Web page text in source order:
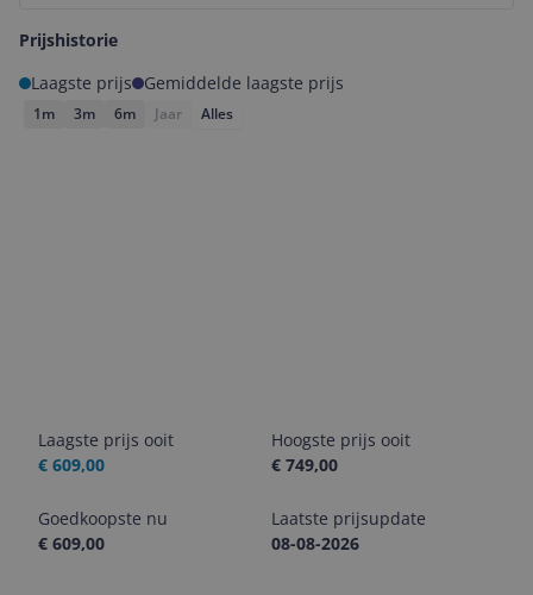
Prijshistorie
Laagste prijs
Gemiddelde laagste prijs
1m 3m 6m Jaar Alles
Laagste prijs ooit
€ 609,00
Hoogste prijs ooit
€ 749,00
Goedkoopste nu
€ 609,00
Laatste prijsupdate
08-08-2026